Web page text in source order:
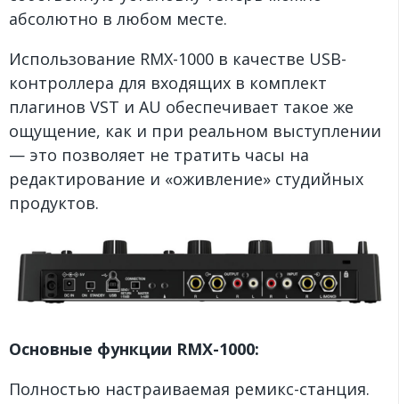
абсолютно в любом месте.
Использование RMX-1000 в качестве USB-
контроллера для входящих в комплект
плагинов VST и AU обеспечивает такое же
ощущение, как и при реальном выступлении
— это позволяет не тратить часы на
редактирование и «оживление» студийных
продуктов.
Основные функции RMX-1000:
Полностью настраиваемая ремикс-станция.